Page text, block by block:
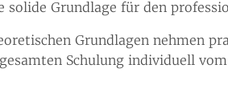
Grundlage für den
Grundlagen nehmen
Schulung individuell